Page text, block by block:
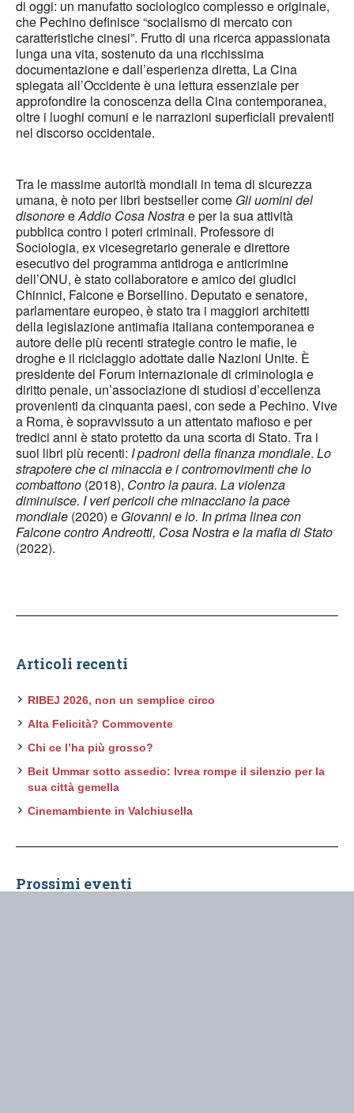
di oggi: un manufatto sociologico complesso e originale,
che Pechino definisce “socialismo di mercato con
caratteristiche cinesi”. Frutto di una ricerca appassionata
lunga una vita, sostenuto da una ricchissima
documentazione e dall’esperienza diretta, La Cina
spiegata all’Occidente è una lettura essenziale per
approfondire la conoscenza della Cina contemporanea,
oltre i luoghi comuni e le narrazioni superficiali prevalenti
nel discorso occidentale.
­Tra le massime autorità mondiali in tema di sicurezza
umana, è noto per libri bestseller come Gli uomini del
disonoreeAddio Cosa Nostrae per la sua attività
pubblica contro i poteri criminali. Professore di
Sociologia, ex vicesegretario generale e direttore
esecutivo del programma antidroga e anticrimine
dell’ONU, è stato collaboratore e amico dei giudici
Chinnici, Falcone e Borsellino. Deputato e senatore,
parlamentare europeo, è stato tra i maggiori architetti
della legislazione antimafia italiana contemporanea e
autore delle più recenti strategie contro le mafie, le
droghe e il riciclaggio adottate dalle Nazioni Unite. È
presidente del Forum internazionale di criminologia e
diritto penale, un’associazione di studiosi d’eccellenza
provenienti da cinquanta paesi, con sede a Pechino. Vive
a Roma, è sopravvissuto a un attentato mafioso e per
tredici anni è stato protetto da una scorta di Stato. Tra i
suoi libri più recenti: I padroni della finanza mondiale. Lo
strapotere che ci minaccia e i contromovimenti che lo
combattono (2018), Contro la paura. La violenza
diminuisce. I veri pericoli che minacciano la pace
mondiale (2020) e Giovanni e io. In prima linea con
Falcone contro Andreotti, Cosa Nostra e la mafia di Stato
(2022).
Articoli recenti
RIBEJ 2026, non un semplice circo
Alta Felicità? Commovente
Chi ce l’ha più grosso?
Beit Ummar sotto assedio: Ivrea rompe il silenzio per la
sua città gemella
Cinemambiente in Valchiusella
Prossimi eventi